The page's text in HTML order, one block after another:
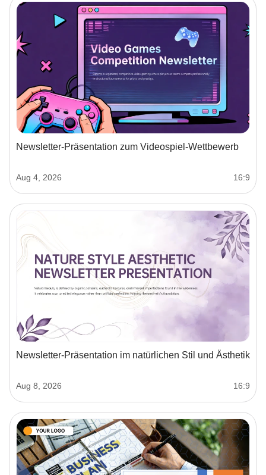
Newsletter-Präsentation zum Videospiel‑Wettbewerb
Aug 4, 2026 16:9
Newsletter-Präsentation im natürlichen Stil und Ästhetik
Aug 8, 2026 16:9